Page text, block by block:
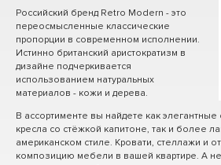
Российский бренд Retro Modern - это
переосмысленные классические
пропорции в современном исполнении.
Истинно британский аристократизм в
дизайне подчеркивается
использованием натуральных
материалов - кожи и дерева.
В ассортименте вы найдете как
кресла со стёжкой капитоне, так и более
американском стиле. Кровати, стеллажи и
композицию мебели в вашей квартире. А